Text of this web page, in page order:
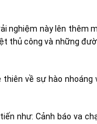
nghiệm này lên thêm
thủ công và những
về sự hào nhoáng
như: Cảnh báo va